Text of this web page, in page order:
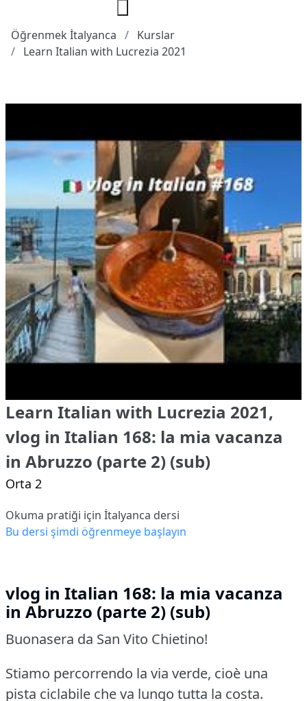
Öğrenmek İtalyanca
Kurslar
Learn Italian with Lucrezia 2021
Learn Italian with Lucrezia 2021,
vlog in Italian 168: la mia vacanza
in Abruzzo (parte 2) (sub)
Orta 2
Okuma pratiği için İtalyanca dersi
Bu dersi şimdi öğrenmeye başlayın
vlog in Italian 168: la mia vacanza
in Abruzzo (parte 2) (sub)
Buonasera da San Vito Chietino!
Stiamo percorrendo la via verde, cioè una
pista ciclabile che va lungo tutta la costa.